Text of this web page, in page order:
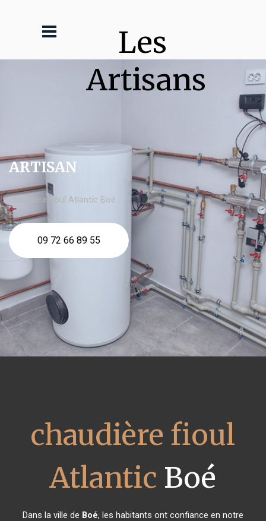
Les
Artisans
ARTISAN
chaudière fioul Atlantic Boé
09 72 66 89 55
chaudière fioul
Atlantic Boé
Dans la ville de Boé, les habitants ont confiance en notre